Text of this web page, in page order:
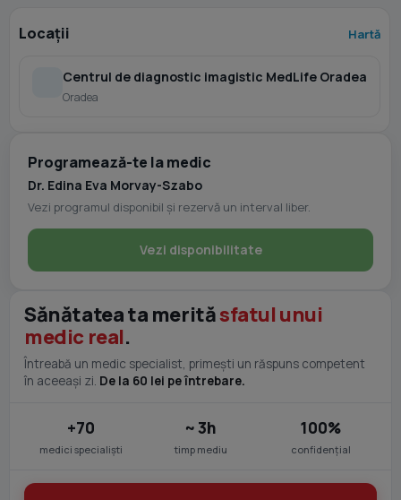
Locații Hartă
Centrul de diagnostic imagistic MedLife Oradea
Oradea
Programează-te la medic
Dr. Edina Eva Morvay-Szabo
Vezi programul disponibil și rezervă un interval liber.
Vezi disponibilitate
Sănătatea ta merităsfatul unui
medic real.
Întreabă un medic specialist, primești un răspuns competent
în aceeași zi. De la 60 lei pe întrebare.
+70
medici specialiști
~ 3h
timp mediu
100%
confidențial